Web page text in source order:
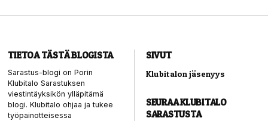
TIETOA TÄSTÄ BLOGISTA
Sarastus-blogi on Porin
Klubitalo Sarastuksen
viestintäyksikön ylläpitämä
blogi. Klubitalo ohjaa ja tukee
työpainotteisessa
SIVUT
Klubitalon jäsenyys
SEURAA KLUBITALO
SARASTUSTA